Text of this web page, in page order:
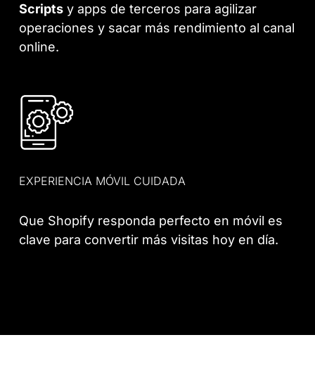
Scripts y apps de terceros para agilizar
operaciones y sacar más rendimiento al canal
online.
EXPERIENCIA MÓVIL CUIDADA
Que Shopify responda perfecto en móvil es
clave para convertir más visitas hoy en día.